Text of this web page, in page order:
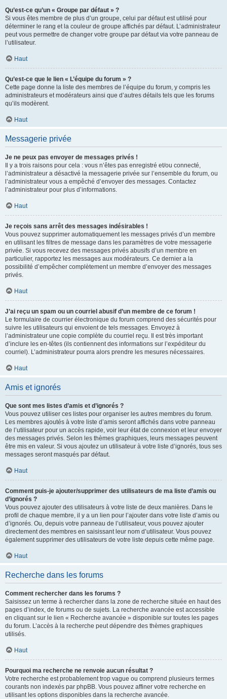
Qu’est-ce qu’un « Groupe par défaut » ?
Si vous êtes membre de plus d’un groupe, celui par défaut est utilisé pour
déterminer le rang et la couleur de groupe affichés par défaut. L’administrateur
peut vous permettre de changer votre groupe par défaut via votre panneau de
l’utilisateur.
Haut
Qu’est-ce que le lien « L’équipe du forum » ?
Cette page donne la liste des membres de l’équipe du forum, y compris les
administrateurs et modérateurs ainsi que d’autres détails tels que les forums
qu’ils modèrent.
Haut
Messagerie privée
Je ne peux pas envoyer de messages privés !
Il y a trois raisons pour cela : vous n’êtes pas enregistré et/ou connecté,
l’administrateur a désactivé la messagerie privée sur l’ensemble du forum, ou
l’administrateur vous a empêché d’envoyer des messages. Contactez
l’administrateur pour plus d’informations.
Haut
Je reçois sans arrêt des messages indésirables !
Vous pouvez supprimer automatiquement les messages privés d’un membre
en utilisant les filtres de message dans les paramètres de votre messagerie
privée. Si vous recevez des messages privés abusifs d’un membre en
particulier, rapportez les messages aux modérateurs. Ce dernier a la
possibilité d’empêcher complètement un membre d’envoyer des messages
privés.
Haut
J’ai reçu un spam ou un courriel abusif d’un membre de ce forum !
Le formulaire de courrier électronique du forum comprend des sécurités pour
suivre les utilisateurs qui envoient de tels messages. Envoyez à
l’administrateur une copie complète du courriel reçu. Il est très important
d’inclure les en-têtes (ils contiennent des informations sur l’expéditeur du
courriel). L’administrateur pourra alors prendre les mesures nécessaires.
Haut
Amis et ignorés
Que sont mes listes d’amis et d’ignorés ?
Vous pouvez utiliser ces listes pour organiser les autres membres du forum.
Les membres ajoutés à votre liste d’amis seront affichés dans votre panneau
de l’utilisateur pour un accès rapide, voir leur état de connexion et leur envoyer
des messages privés. Selon les thèmes graphiques, leurs messages peuvent
être mis en valeur. Si vous ajoutez un utilisateur à votre liste d’ignorés, tous ses
messages seront masqués par défaut.
Haut
Comment puis-je ajouter/supprimer des utilisateurs de ma liste d’amis ou
d’ignorés ?
Vous pouvez ajouter des utilisateurs à votre liste de deux manières. Dans le
profil de chaque membre, il y a un lien pour l’ajouter dans votre liste d’amis ou
d’ignorés. Ou, depuis votre panneau de l’utilisateur, vous pouvez ajouter
directement des membres en saisissant leur nom d’utilisateur. Vous pouvez
également supprimer des utilisateurs de votre liste depuis cette même page.
Haut
Recherche dans les forums
Comment rechercher dans les forums ?
Saisissez un terme à rechercher dans la zone de recherche située en haut des
pages d’index, de forums ou de sujets. La recherche avancée est accessible
en cliquant sur le lien « Recherche avancée » disponible sur toutes les pages
du forum. L’accès à la recherche peut dépendre des thèmes graphiques
utilisés.
Haut
Pourquoi ma recherche ne renvoie aucun résultat ?
Votre recherche est probablement trop vague ou comprend plusieurs termes
courants non indexés par phpBB. Vous pouvez affiner votre recherche en
utilisant les options disponibles dans la recherche avancée.